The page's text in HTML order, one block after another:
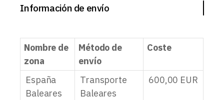
Información de envío
Nombre de
zona
Método de
envío
Coste
España
Baleares
Transporte
Baleares
600,00 EUR